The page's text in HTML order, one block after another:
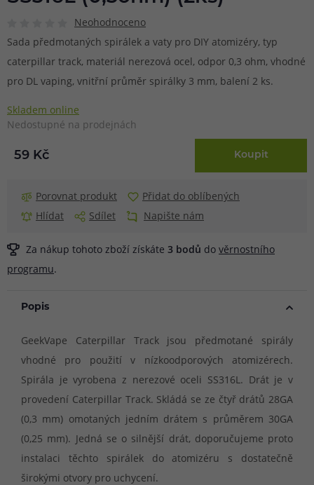
Neohodnoceno
Sada předmotaných spirálek a vaty pro DIY atomizéry, typ
caterpillar track, materiál nerezová ocel, odpor 0,3 ohm, vhodné
pro DL vaping, vnitřní průměr spirálky 3 mm, balení 2 ks.
Skladem online
Nedostupné na prodejnách
59 Kč Koupit
Porovnat produkt
Přidat do oblíbených
Hlídat
Sdílet Napište nám
Za nákup tohoto zboží získáte 3 bodů do věrnostního
programu.
Popis
GeekVape Caterpillar Track jsou předmotané spirály
vhodné pro použití v nízkoodporových atomizérech.
Spirála je vyrobena z nerezové oceli SS316L. Drát je v
provedení Caterpillar Track. Skládá se ze čtyř drátů 28GA
(0,3 mm) omotaných jedním drátem s průměrem 30GA
(0,25 mm). Jedná se o silnější drát, doporučujeme proto
instalaci těchto spirálek do atomizéru s dostatečně
širokými otvory pro uchycení.